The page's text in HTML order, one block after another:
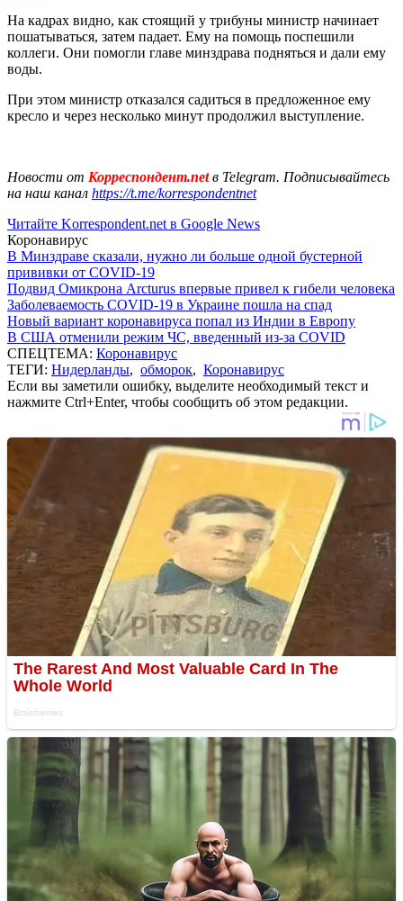
На кадрах видно, как стоящий у трибуны министр начинает
пошатываться, затем падает. Ему на помощь поспешили
коллеги. Они помогли главе минздрава подняться и дали ему
воды.
При этом министр отказался садиться в предложенное ему
кресло и через несколько минут продолжил выступление.
Новости от Корреспондент.netв Telegram. Подписывайтесь
на наш канал https://t.me/korrespondentnet
Читайте Korrespondent.net в Google News
Коронавирус
В Минздраве сказали, нужно ли больше одной бустерной
прививки от COVID-19
Подвид Омикрона Arcturus впервые привел к гибели человека
Заболеваемость COVID-19 в Украине пошла на спад
Новый вариант коронавируса попал из Индии в Европу
В США отменили режим ЧС, введенный из-за COVID
СПЕЦТЕМА: Коронавирус
ТЕГИ: Нидерланды, обморок, Коронавирус
Если вы заметили ошибку, выделите необходимый текст и
нажмите Ctrl+Enter, чтобы сообщить об этом редакции.